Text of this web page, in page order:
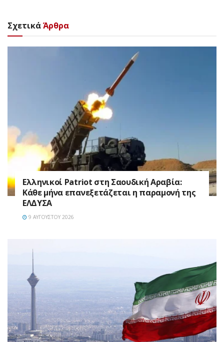
ΣχετικάΆρθρα
Ελληνικοί Patriot στη Σαουδική Αραβία:
Κάθε μήνα επανεξετάζεται η παραμονή της
ΕΛΔΥΣΑ
9 ΑΥΓΟΎΣΤΟΥ 2026